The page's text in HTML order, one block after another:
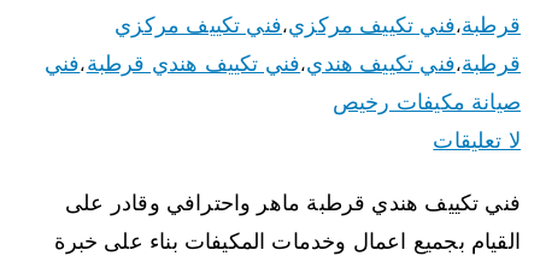
قرطبة،فني تكييف مركزي،فني تكييف مركزي
قرطبة،فني تكييف هندي،فني تكييف هندي قرطبة،فني
صيانة مكيفات رخيص
لا تعليقات
فني تكييف هندي قرطبة ماهر واحترافي وقادر على
القيام بجميع اعمال وخدمات المكيفات بناء على خبرة